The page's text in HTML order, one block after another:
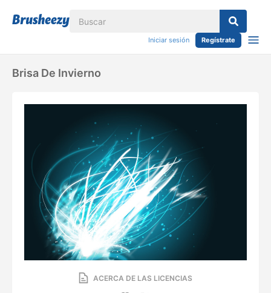
Iniciar sesión Regístrate
Brisa De Invierno
ACERCA DE LAS LICENCIAS